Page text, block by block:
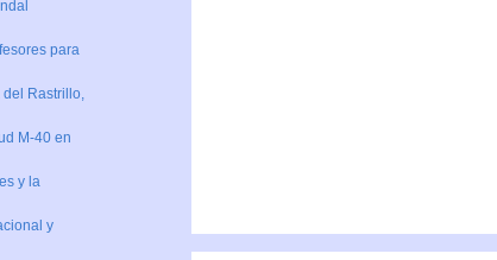
para
Rastrillo,
M-40 en
y la
y